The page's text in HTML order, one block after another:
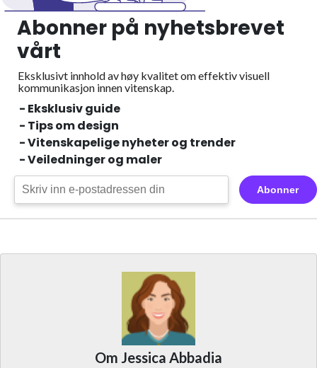
Abonner på nyhetsbrevet
vårt
Eksklusivt innhold av høy kvalitet om effektiv visuell
kommunikasjon innen vitenskap.
- Eksklusiv guide
- Tips om design
- Vitenskapelige nyheter og trender
- Veiledninger og maler
Abonner
Om Jessica Abbadia